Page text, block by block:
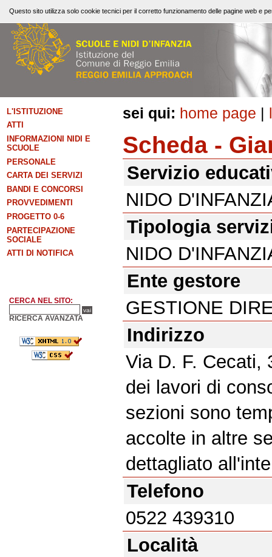
sei qui: home page |
Scheda -
Servizio
NIDO
Tipologia
NIDO
Ente gestore
GESTIONE
Indirizzo
Via D. F. Cecati,
dei lavori di
sezioni sono
accolte in altre
dettagliato
Telefono
0522 439310
Località
L'ISTITUZIONE
ATTI
INFORMAZIONI NIDI E
SCUOLE
PERSONALE
CARTA DEI SERVIZI
BANDI E CONCORSI
PROVVEDIMENTI
PROGETTO 0-6
PARTECIPAZIONE
SOCIALE
ATTI DI NOTIFICA
CERCA NEL SITO:
RICERCA AVANZATA
Questo sito utilizza solo cookie tecnici per il corretto funzionamento delle pagine web e